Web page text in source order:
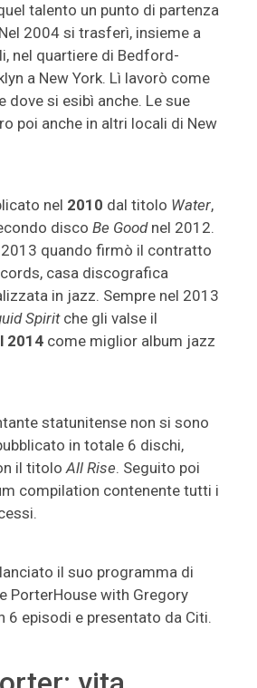
talento un punto di partenza
2004 si trasferì, insieme a
nel quartiere di Bedford-
a New York. Lì lavorò come
dove si esibì anche. Le sue
poi anche in altri locali di New
nel 2010 dal titolo Water,
disco Be Good nel 2012.
quando firmò il contratto
casa discografica
in jazz. Sempre nel 2013
Spirit che gli valse il
2014 come miglior album jazz
statunitense non si sono
in totale 6 dischi,
il titoloAll Rise. Seguito poi
compilation contenente tutti i
il suo programma di
PorterHouse with Gregory
6 episodi e presentato da Citi.